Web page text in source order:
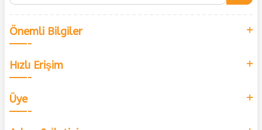
Önemli Bilgiler
Hızlı Erişim
Üye